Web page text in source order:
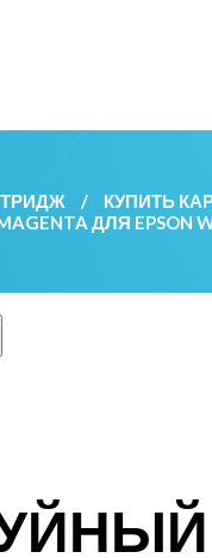
/ КУПИТЬ
ДЛЯ EPSON